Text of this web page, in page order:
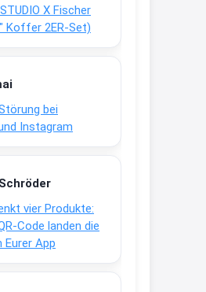
X Fischer
Koffer 2ER-Set)
bei
Instagram
vier Produkte:
Code landen die
Eurer App
/ Sensodyne Rabatt 3€
www.erlebe-